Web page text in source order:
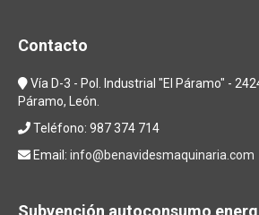
Contacto
Vía D-3 - Pol. Industrial "El Páramo" -
Páramo, León.
Teléfono: 987 374 714
Email: info@benavidesmaquinaria.com